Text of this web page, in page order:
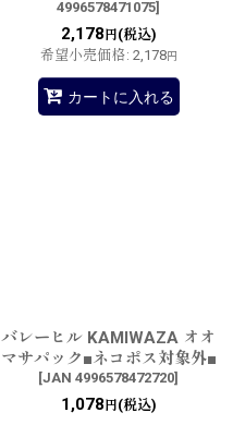
4996578471075]
2,178 円(税込)
希望小売価格: 2,178円
カートに入れる
バレーヒル KAMIWAZA オオ
マサパック■ネコポス対象外■
[JAN 4996578472720]
1,078 円(税込)